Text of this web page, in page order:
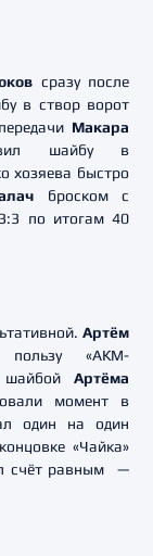
сразу после
в створ ворот
Макара
шайбу в
хозяева быстро
броском с
по итогам 40
Артём
«АКМ-
шайбой Артёма
момент в
один на один
«Чайка»
счёт равным —